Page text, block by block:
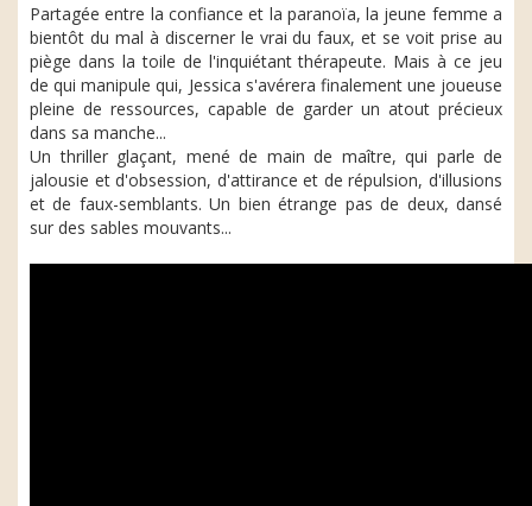
Partagée entre la confiance et la paranoïa, la jeune femme a
bientôt du mal à discerner le vrai du faux, et se voit prise au
piège dans la toile de l'inquiétant thérapeute. Mais à ce jeu
de qui manipule qui, Jessica s'avérera finalement une joueuse
pleine de ressources, capable de garder un atout précieux
dans sa manche...
Un thriller glaçant, mené de main de maître, qui parle de
jalousie et d'obsession, d'attirance et de répulsion, d'illusions
et de faux-semblants. Un bien étrange pas de deux, dansé
sur des sables mouvants...